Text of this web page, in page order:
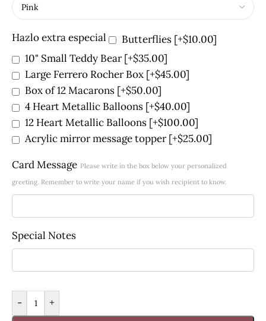
Hazlo extra especial Butterflies [+$10.00]
10" Small Teddy Bear[+$35.00]
Large Ferrero Rocher Box [+$45.00]
Box of 12 Macarons [+$50.00]
4 Heart Metallic Balloons [+$40.00]
12 Heart Metallic Balloons [+$100.00]
Acrylic mirror message topper[+$25.00]
Card Message Please write in the box below your personalized
greeting. Remember to write your name if you wish recipient to know.
Special Notes
- +